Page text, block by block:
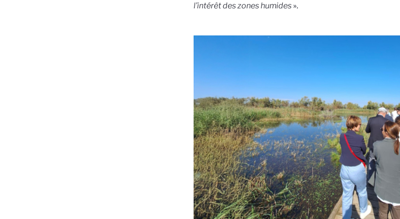
l’intérêt des zones humides».